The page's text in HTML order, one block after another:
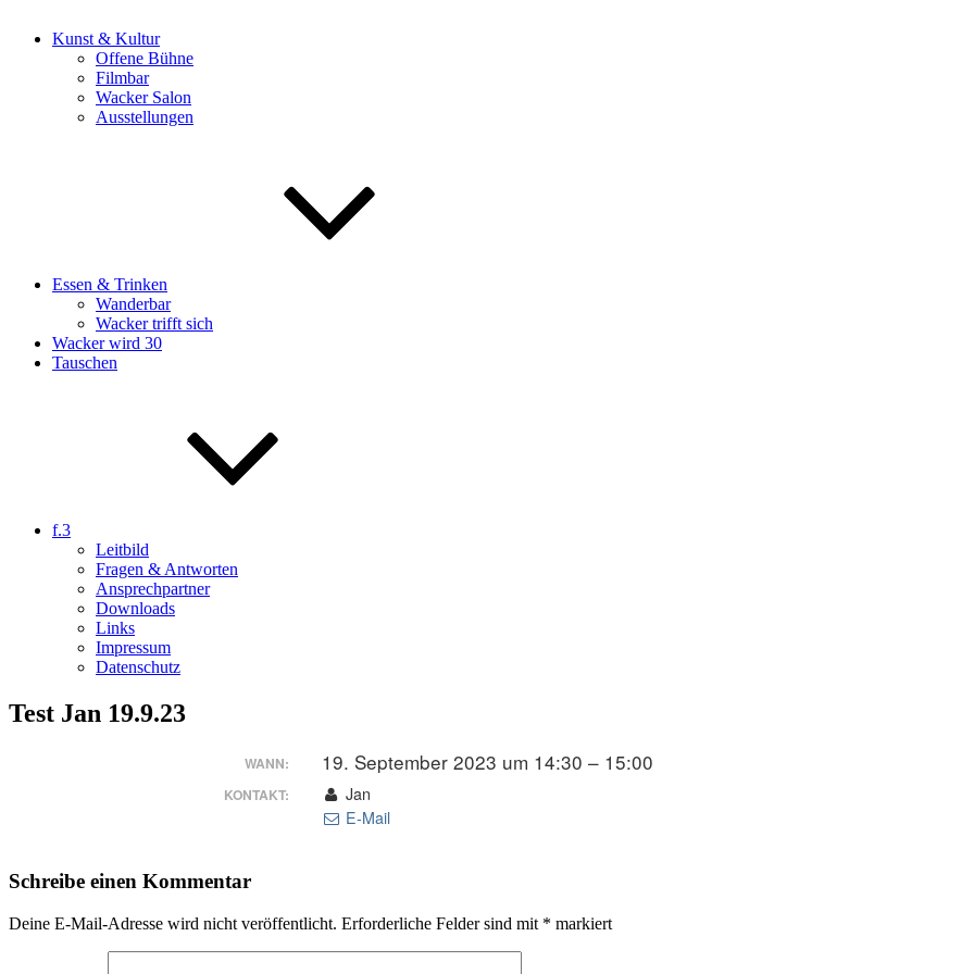
Kunst & Kultur
Offene Bühne
Filmbar
Wacker Salon
Ausstellungen
Essen & Trinken
Wanderbar
Wacker trifft sich
Wacker wird 30
Tauschen
f.3
Leitbild
Fragen & Antworten
Ansprechpartner
Downloads
Links
Impressum
Datenschutz
Test Jan 19.9.23
WANN: 19. September 2023 um 14:30 – 15:00
KONTAKT:
Jan
E-Mail
Schreibe einen Kommentar
Deine E-Mail-Adresse wird nicht veröffentlicht. Erforderliche Felder sind mit * markiert